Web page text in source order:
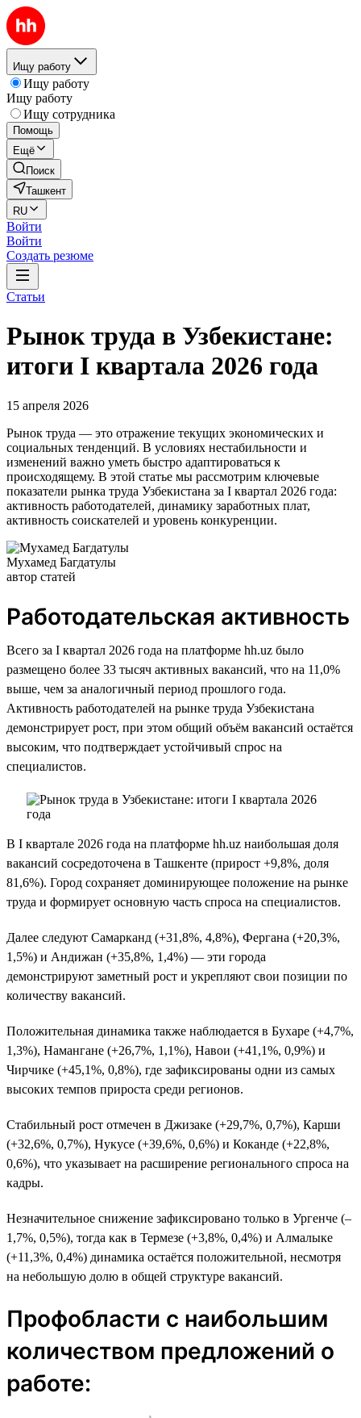
Ищу работу
Ищу работу
Ищу работу
Ищу сотрудника
Помощь
Ещё
Поиск
Ташкент
RU
Войти
Войти
Создать резюме
Статьи
Рынок труда в Узбекистане:
итоги I квартала 2026 года
15 апреля 2026
Рынок труда — это отражение текущих экономических и
социальных тенденций. В условиях нестабильности и
изменений важно уметь быстро адаптироваться к
происходящему. В этой статье мы рассмотрим ключевые
показатели рынка труда Узбекистана за I квартал 2026 года:
активность работодателей, динамику заработных плат,
активность соискателей и уровень конкуренции.
Мухамед Багдатулы
автор статей
Работодательская активность
Всего за I квартал 2026 года на платформе hh.uz было
размещено более 33 тысяч активных вакансий, что на 11,0%
выше, чем за аналогичный период прошлого года.
Активность работодателей на рынке труда Узбекистана
демонстрирует рост, при этом общий объём вакансий остаётся
высоким, что подтверждает устойчивый спрос на
специалистов.
В I квартале 2026 года на платформе hh.uz наибольшая доля
вакансий сосредоточена в Ташкенте (прирост +9,8%, доля
81,6%). Город сохраняет доминирующее положение на рынке
труда и формирует основную часть спроса на специалистов.
Далее следуют Самарканд (+31,8%, 4,8%), Фергана (+20,3%,
1,5%) и Андижан (+35,8%, 1,4%) — эти города
демонстрируют заметный рост и укрепляют свои позиции по
количеству вакансий.
Положительная динамика также наблюдается в Бухаре (+4,7%,
1,3%), Намангане (+26,7%, 1,1%), Навои (+41,1%, 0,9%) и
Чирчике (+45,1%, 0,8%), где зафиксированы одни из самых
высоких темпов прироста среди регионов.
Стабильный рост отмечен в Джизаке (+29,7%, 0,7%), Карши
(+32,6%, 0,7%), Нукусе (+39,6%, 0,6%) и Коканде (+22,8%,
0,6%), что указывает на расширение регионального спроса на
кадры.
Незначительное снижение зафиксировано только в Ургенче (–
1,7%, 0,5%), тогда как в Термезе (+3,8%, 0,4%) и Алмалыке
(+11,3%, 0,4%) динамика остаётся положительной, несмотря
на небольшую долю в общей структуре вакансий.
Профобласти с наибольшим
количеством предложений о
работе: